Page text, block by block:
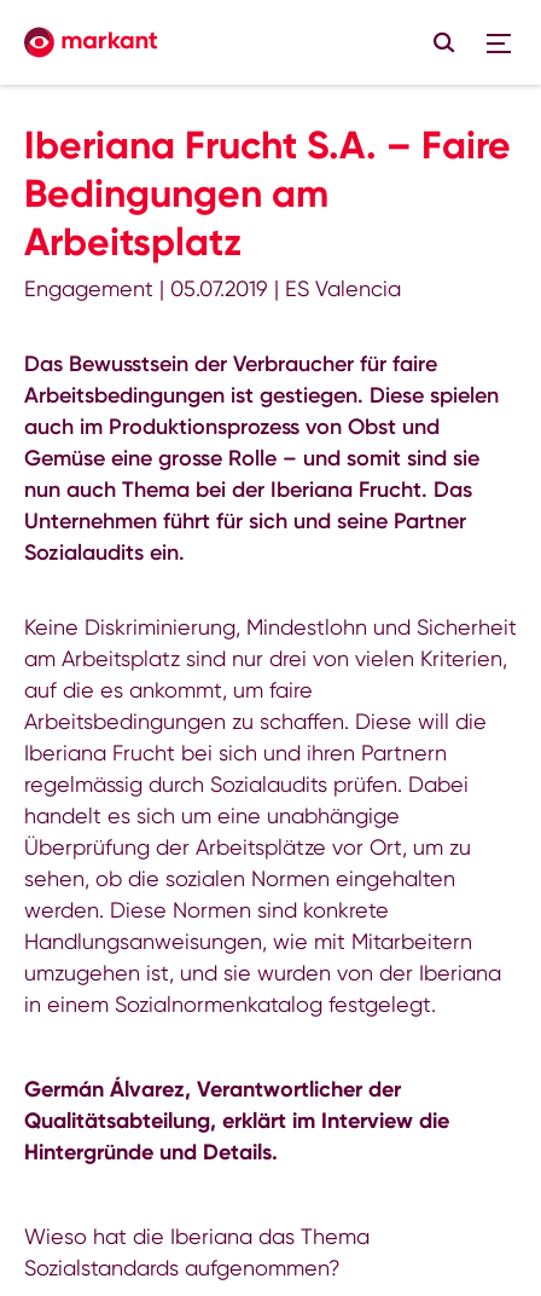
Iberiana Frucht S.A. – Faire
Bedingungen am
Arbeitsplatz
Engagement | 05.07.2019 | ES Valencia
Das Bewusstsein der Verbraucher für faire
Arbeitsbedingungen ist gestiegen. Diese spielen
auch im Produktionsprozess von Obst und
Gemüse eine grosse Rolle – und somit sind sie
nun auch Thema bei der Iberiana Frucht. Das
Unternehmen führt für sich und seine Partner
Sozialaudits ein.
Keine Diskriminierung, Mindestlohn und Sicherheit
am Arbeitsplatz sind nur drei von vielen Kriterien,
auf die es ankommt, um faire
Arbeitsbedingungen zu schaffen. Diese will die
Iberiana Frucht bei sich und ihren Partnern
regelmässig durch Sozialaudits prüfen. Dabei
handelt es sich um eine unabhängige
Überprüfung der Arbeitsplätze vor Ort, um zu
sehen, ob die sozialen Normen eingehalten
werden. Diese Normen sind konkrete
Handlungsanweisungen, wie mit Mitarbeitern
umzugehen ist, und sie wurden von der Iberiana
in einem Sozialnormenkatalog festgelegt.
Germán Álvarez, Verantwortlicher der
Qualitätsabteilung, erklärt im Interview die
Hintergründe und Details.
Wieso hat die Iberiana das Thema
Sozialstandards aufgenommen?